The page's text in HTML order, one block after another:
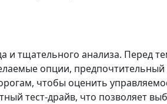
и тщательного анализа. Перед
опции,
чтобы оценить
тест-драйв, что позволяет